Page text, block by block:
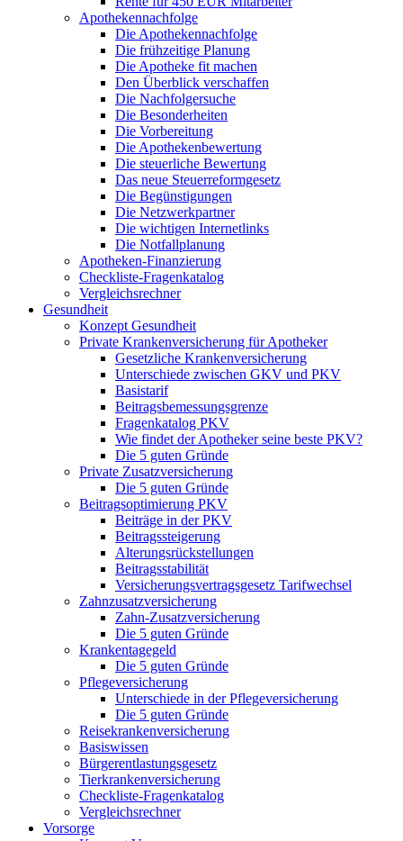
Apothekennachfolge
Die Apothekennachfolge
Die frühzeitige Planung
Die Apotheke fit machen
Den Überblick verschaffen
Die Nachfolgersuche
Die Besonderheiten
Die Vorbereitung
Die Apothekenbewertung
Die steuerliche Bewertung
Das neue Steuerreformgesetz
Die Begünstigungen
Die Netzwerkpartner
Die wichtigen Internetlinks
Die Notfallplanung
Apotheken-Finanzierung
Checkliste-Fragenkatalog
Vergleichsrechner
Gesundheit
Konzept Gesundheit
Private Krankenversicherung für Apotheker
Gesetzliche Krankenversicherung
Unterschiede zwischen GKV und PKV
Basistarif
Beitragsbemessungsgrenze
Fragenkatalog PKV
Wie findet der Apotheker seine beste PKV?
Die 5 guten Gründe
Private Zusatzversicherung
Die 5 guten Gründe
Beitragsoptimierung PKV
Beiträge in der PKV
Beitragssteigerung
Alterungsrückstellungen
Beitragsstabilität
Versicherungsvertragsgesetz Tarifwechsel
Zahnzusatzversicherung
Zahn-Zusatzversicherung
Die 5 guten Gründe
Krankentagegeld
Die 5 guten Gründe
Pflegeversicherung
Unterschiede in der Pflegeversicherung
Die 5 guten Gründe
Reisekrankenversicherung
Basiswissen
Bürgerentlastungsgesetz
Tierkrankenversicherung
Checkliste-Fragenkatalog
Vergleichsrechner
Vorsorge